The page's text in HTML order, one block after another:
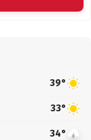
39°
33°
34°